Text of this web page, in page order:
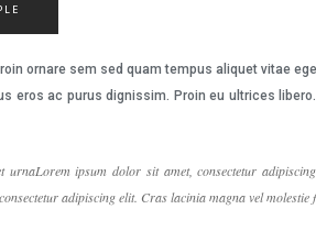
ornare sem sed quam tempus aliquet vitae
eros ac purus dignissim. Proin eu ultrices
ipsum dolor sit amet, consectetur
adipiscing elit. Cras lacinia magna vel molestie